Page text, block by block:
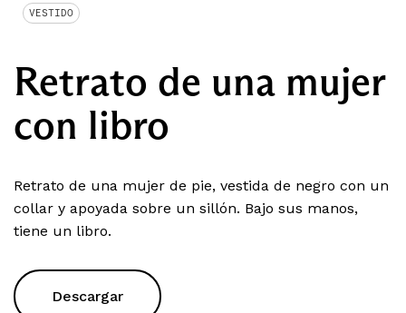
VESTIDO
Retrato de una mujer
con libro
Retrato de una mujer de pie, vestida de negro con un
collar y apoyada sobre un sillón. Bajo sus manos,
tiene un libro.
Descargar